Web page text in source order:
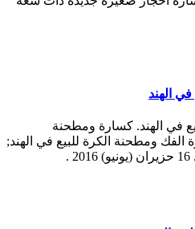
الهند
في الهند. كسارة ومطحنة
الفك ومطحنة الكرة للبيع في الهند;